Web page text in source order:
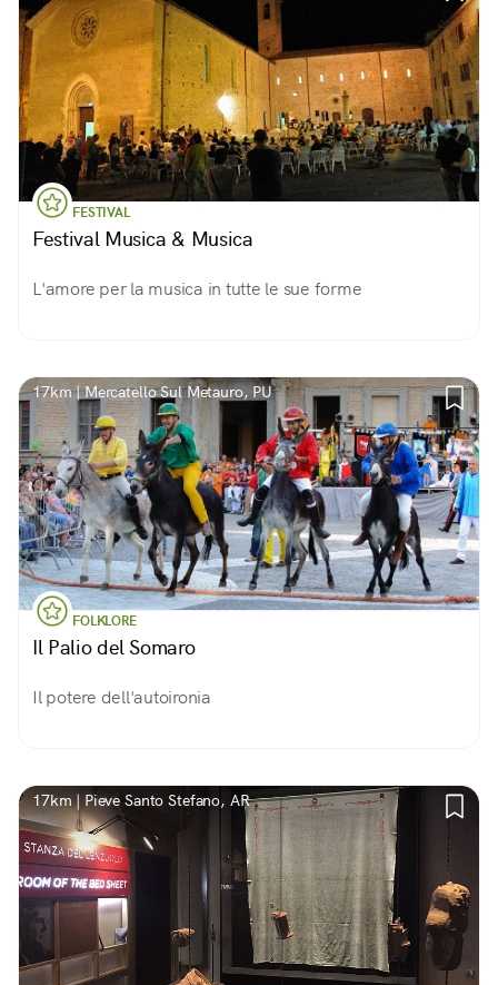
FESTIVAL
Festival Musica & Musica
L'amore per la musica in tutte le sue forme
17km | Mercatello Sul Metauro, PU
FOLKLORE
Il Palio del Somaro
Il potere dell'autoironia
17km | Pieve Santo Stefano, AR